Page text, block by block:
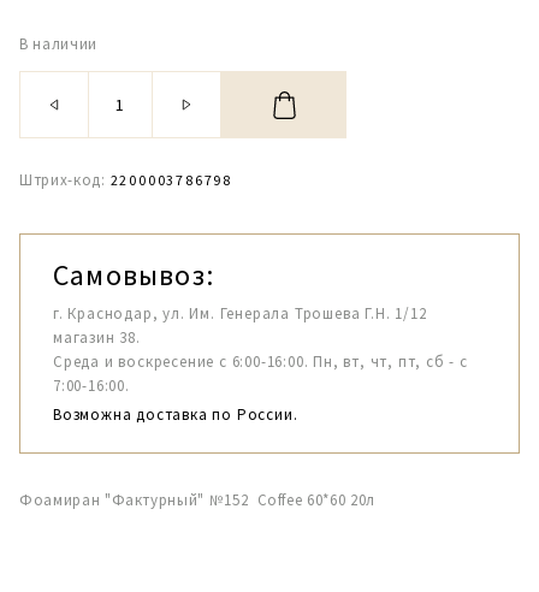
В наличии
Штрих-код: 2200003786798
Самовывоз:
г. Краснодар, ул. Им. Генерала Трошева Г.Н. 1/12
магазин 38.
Среда и воскресение с 6:00-16:00. Пн, вт, чт, пт, сб - с
7:00-16:00.
Возможна доставка по России.
Фоамиран "Фактурный" №152 Coffee 60*60 20л